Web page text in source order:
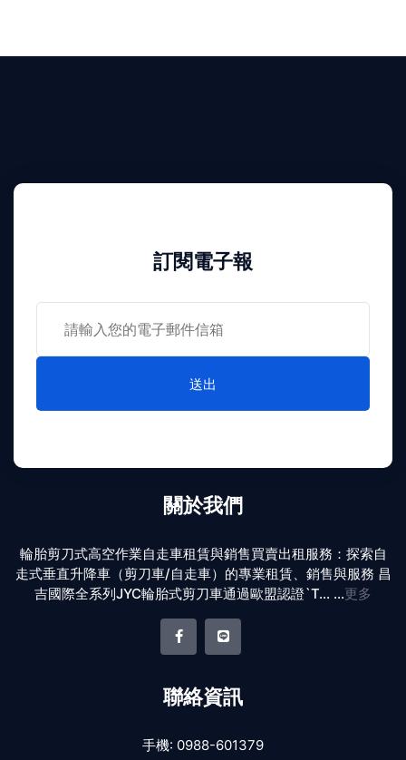
訂閱電子報
送出
關於我們
輪胎剪刀式高空作業自走車租賃與銷售買賣出租服務：探索自
走式垂直升降車（剪刀車/自走車）的專業租賃、銷售與服務 昌
吉國際全系列JYC輪胎式剪刀車通過歐盟認證`T... ...更多
聯絡資訊
手機: 0988-601379